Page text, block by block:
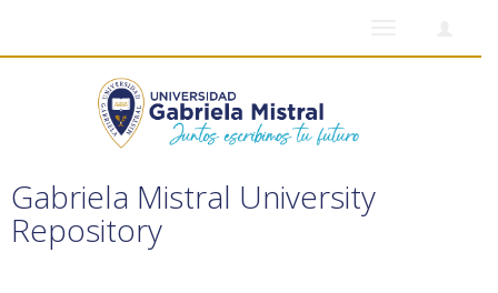
Gabriela Mistral University
Repository